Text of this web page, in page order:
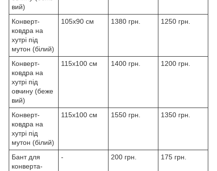
вий)
Конверт-
ковдра на
хутрі під
мутон (білий)
105х90 см 1380 грн. 1250 грн.
Конверт-
ковдра на
хутрі під
овчину (беже
вий)
115х100 см 1400 грн. 1200 грн.
Конверт-
ковдра на
хутрі під
мутон (білий)
115х100 см 1550 грн. 1350 грн.
Бант для
конверта-
- 200 грн. 175 грн.